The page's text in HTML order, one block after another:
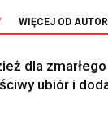
WIĘCEJ OD
dla
ubiór i